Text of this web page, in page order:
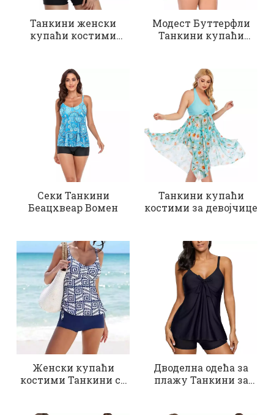
Танкини женски
купаћи костими
Модест Буттерфли
Танкини купаћи
Секи Танкини
Беацхвеар Вомен
Танкини купаћи
костими за девојчице
Женски купаћи
костими Танкини са
Дводелна одећа за
плажу Танкини за